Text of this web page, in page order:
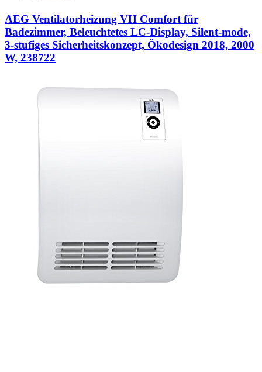
AEG Ventilatorheizung VH Comfort für
Badezimmer, Beleuchtetes LC-Display, Silent-mode,
3-stufiges Sicherheitskonzept, Ökodesign 2018, 2000
W, 238722